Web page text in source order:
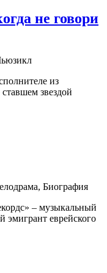
не говори
из
звездой
Биография
– музыкальный
эмигрант еврейского